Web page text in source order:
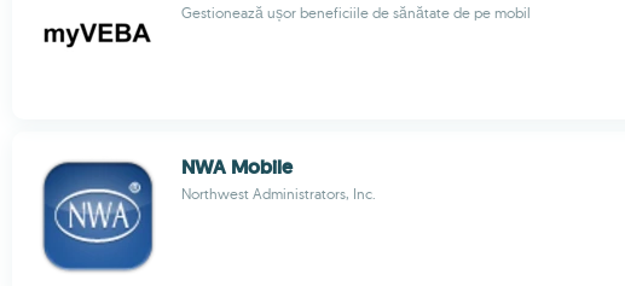
Gestionează ușor beneficiile de sănătate de pe mobil
NWA Mobile
Northwest Administrators, Inc.